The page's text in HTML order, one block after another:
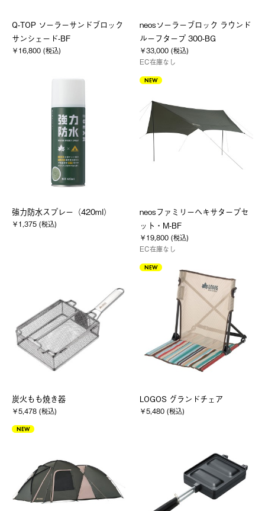
Q-TOP ソーラーサンドブロック
サンシェード-BF
￥16,800 (税込)
neosソーラーブロック ラウンド
ルーフタープ 300-BG
￥33,000 (税込)
EC在庫なし
強力防水スプレー（420ml）
￥1,375 (税込)
NEW
neosファミリーヘキサタープセ
ット・M-BF
￥19,800 (税込)
EC在庫なし
炭火もも焼き器
￥5,478 (税込)
NEW
LOGOS グランドチェア
￥5,480 (税込)
NEW